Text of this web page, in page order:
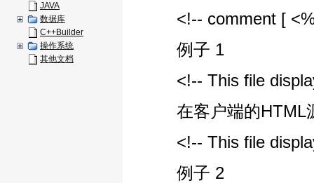
JAVA
数据库
C++Builder
操作系统
其他文档
<!-- comment [
例子 1
<!-- This file
在客户端的HTML
<!-- This file
例子 2